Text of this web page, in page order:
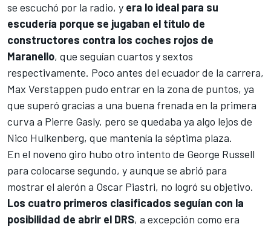
se escuchó por la radio, y era lo ideal para su
escudería porque se jugaban el título de
constructores contra los coches rojos de
Maranello, que seguían cuartos y sextos
respectivamente. Poco antes del ecuador de la carrera,
Max Verstappen pudo entrar en la zona de puntos, ya
que superó gracias a una buena frenada en la primera
curva a Pierre Gasly, pero se quedaba ya algo lejos de
Nico Hulkenberg, que mantenía la séptima plaza.
En el noveno giro hubo otro intento de George Russell
para colocarse segundo, y aunque se abrió para
mostrar el alerón a Oscar Piastri, no logró su objetivo.
Los cuatro primeros clasificados seguían con la
posibilidad de abrir el DRS, a excepción como era